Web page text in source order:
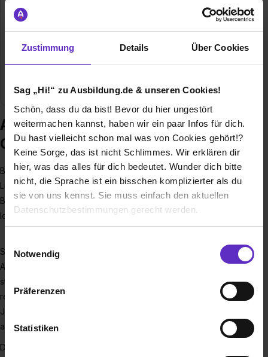
Zustimmung Details Über Cookies
Sag „Hi!“ zu Ausbildung.de & unseren Cookies!
Schön, dass du da bist! Bevor du hier ungestört
weitermachen kannst, haben wir ein paar Infos für dich.
Du hast vielleicht schon mal was von Cookies gehört!?
Keine Sorge, das ist nicht Schlimmes. Wir erklären dir
hier, was das alles für dich bedeutet. Wunder dich bitte
nicht, die Sprache ist ein bisschen komplizierter als du
sie von uns kennst. Sie muss einfach den aktuellen
Datenschutzbestimmungen gerecht werden.
Benutzung der Webseite getroffenen Einstellungen zu
Webseite zu analysieren („Statistiken“), um
Informationen zu deiner Verwendung unserer Website an
Notwendig
Präferenzen
Statistiken
Mitarbeiter 300
Ausbildung bei Höcker Polytechnik
GmbH
Bei Höcker Polytechnik gestalten wir die Zukunft der
Luftreinhaltung und der Prozessabfallentsorgung mit
Begeisterung und Kreativität - mit dem Leitsatz "Immer eine
Idee mehr" im Hinterkopf.
Seit 1962 konzipieren, planen und bauen wir lufttechnische
Anlagen und Brikettierpressen, um die Produktqualität zu
steigern, Durchlaufzeiten zu senken und Energiekosten zu
reduzieren. Unsere Innovationen zeichnen sich seit 60
Jahren durch Leistungsfähigkeit und schnelle Amortisation
aus.
Du bist du die Zukunft!